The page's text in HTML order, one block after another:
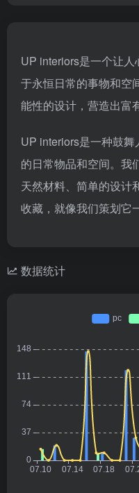
UP interiors是一个让
于永恒日常的事物和空
能性的设计，营造出富
UP interiors是一种鼓
的日常物品和空间。我
天然材料、简单的设计
收藏，就像我们策划它
数据统计